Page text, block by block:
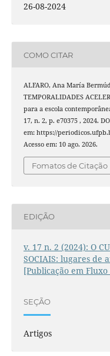
26-08-2024
COMO CITAR
ALFARO, Ana María
TEMPORALIDADES
para a escola
17, n. 2, p. e70375 , 2024.
em: https://
Acesso em: 10 ago. 2026.
Fomatos de Citação
EDIÇÃO
v. 17 n. 2 (2024): O
SOCIAIS: lugares de
[Publicação em
SEÇÃO
Artigos